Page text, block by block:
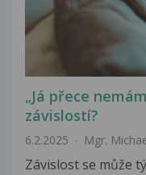
„Já přece
závislostí?
6.2.2025 Mgr.
Závislost se může